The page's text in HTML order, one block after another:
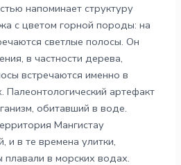
напоминает структуру
с цветом горной породы: на
светлые полосы. Он
в частности дерева,
встречаются именно в
Палеонтологический артефакт
обитавший в воде.
Мангистау
и в те времена улитки,
в морских водах.